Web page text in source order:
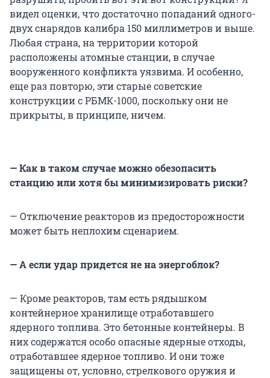
видел оценки, что достаточно попаданий одного-
двух снарядов калибра 150 миллиметров и выше.
Любая страна, на территории которой
расположены атомные станции, в случае
вооруженного конфликта уязвима. И особенно,
еще раз повторю, эти старые советские
конструкции с РБМК-1000, поскольку они не
прикрыты, в принципе, ничем.
—Как в таком случае можно обезопасить
станцию или хотя бы минимизировать риски?
— Отключение реакторов из предосторожности
может быть неплохим сценарием.
— А если удар придется не на энергоблок?
— Кроме реакторов, там есть рядышком
контейнерное хранилище отработавшего
ядерного топлива. Это бетонные контейнеры. В
них содержатся особо опасные ядерные отходы,
отработавшее ядерное топливо. И они тоже
защищены от, условно, стрелкового оружия и